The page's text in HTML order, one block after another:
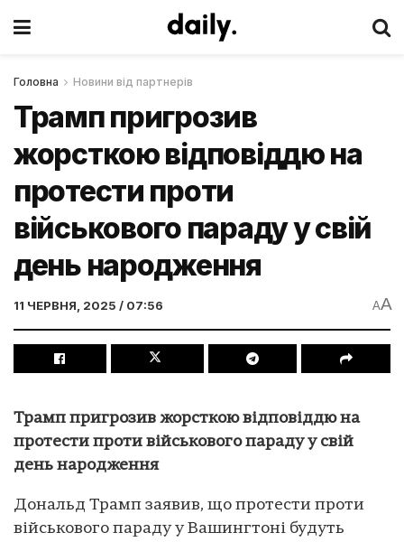
Головна Новини від партнерів
Трамп пригрозив
жорсткою відповіддю на
протести проти
військового параду у свій
день народження
11 ЧЕРВНЯ, 2025 / 07:56 AA
Трамп пригрозив жорсткою відповіддю на
протести проти військового параду у свій
день народження
Дональд Трамп заявив, що протести проти
військового параду у Вашингтоні будуть